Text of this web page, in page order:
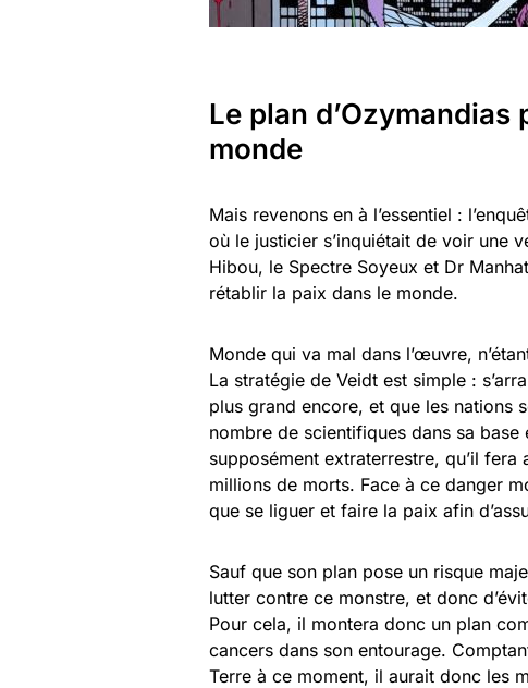
Le plan
monde
Mais revenons en à l’essentiel :
où le justicier s’inquiétait de voir une
Hibou, le Spectre Soyeux et Dr
rétablir la paix dans le monde.
Monde qui va mal dans l’œuvre,
La stratégie de Veidt est simple :
plus grand encore, et que les nations
nombre de scientifiques dans sa
supposément extraterrestre, qu’il
millions de morts. Face à ce danger
que se liguer et faire la paix afin
Sauf que son plan pose un risque
lutter contre ce monstre, et donc
Pour cela, il montera donc un plan
cancers dans son entourage.
Terre à ce moment, il aurait donc les